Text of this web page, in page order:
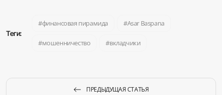
Теги:
финансовая пирамида Asar Baspana
мошенничество вкладчики
ПРЕДЫДУЩАЯ СТАТЬЯ